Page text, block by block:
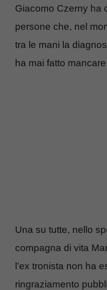
Giacomo Czerny ha
persone che, nel
tra le mani la
ha mai fatto
Una su tutte, nello
compagna di vita
l’ex tronista non ha
ringraziamento